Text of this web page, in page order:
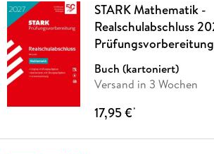
STARK Mathematik -
Realschulabschluss
Prüfungsvorbereitung
Buch (kartoniert)
Versand in 3 Wochen
17,95 €*